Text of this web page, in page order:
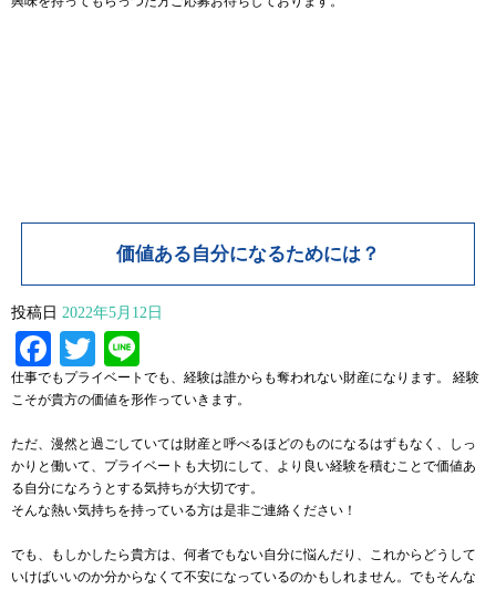
価値ある自分になるためには？
投稿日 2022年5月12日
Facebook
Twitter
仕事でもプライベートでも、経験は誰からも奪われない財産になります。 経験
こそが貴方の価値を形作っていきます。
ただ、漫然と過ごしていては財産と呼べるほどのものになるはずもなく、しっ
かりと働いて、プライベートも大切にして、より良い経験を積むことで価値あ
る自分になろうとする気持ちが大切です。
そんな熱い気持ちを持っている方は是非ご連絡ください！
でも、もしかしたら貴方は、何者でもない自分に悩んだり、これからどうして
いけばいいのか分からなくて不安になっているのかもしれません。でもそんな